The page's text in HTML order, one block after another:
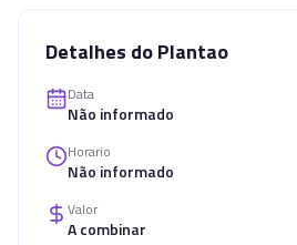
Detalhes do Plantao
Data
Não informado
Horario
Não informado
Valor
A combinar